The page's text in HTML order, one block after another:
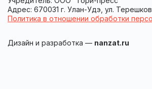
Адрес: 670031 г. Улан-Удэ, ул.
Политика в отношении обработки
Дизайн и разработка — nanzat.ru